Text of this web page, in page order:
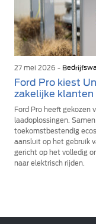
27 mei 2026 -
Ford Pro kiest
zakelijke klanten
Ford Pro heeft gekozen
laadoplossingen.
toekomstbestendig
aansluit op het gebruik
gericht op het volledig
naar elektrisch rijden.